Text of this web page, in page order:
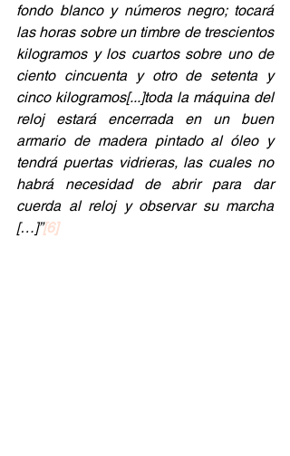
fondo blanco y números negro; tocará
las horas sobre un timbre de trescientos
kilogramos y los cuartos sobre uno de
ciento cincuenta y otro de setenta y
cinco kilogramos[...]toda la máquina del
reloj estará encerrada en un buen
armario de madera pintado al óleo y
tendrá puertas vidrieras, las cuales no
habrá necesidad de abrir para dar
cuerda al reloj y observar su marcha
[…]”[6]